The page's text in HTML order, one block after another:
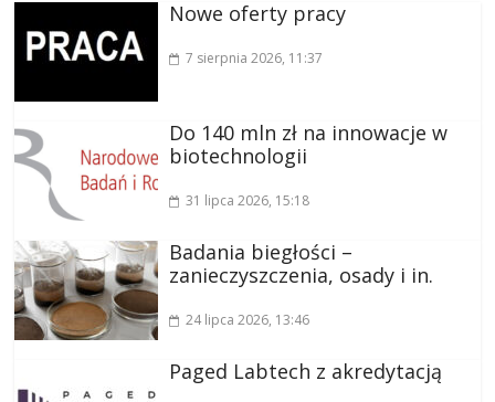
Nowe oferty pracy
7 sierpnia 2026, 11:37
Do 140 mln zł na innowacje w
biotechnologii
31 lipca 2026, 15:18
Badania biegłości –
zanieczyszczenia, osady i in.
24 lipca 2026, 13:46
Paged Labtech z akredytacją